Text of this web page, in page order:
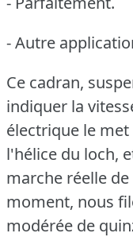
- Autre
Ce cadran,
indiquer la
électrique le
l'hélice du loch,
marche réelle
moment, nous
modérée de